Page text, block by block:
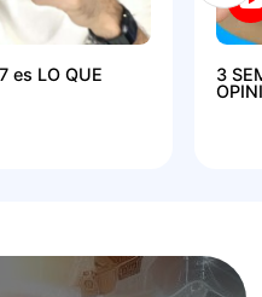
es LO QUE
3